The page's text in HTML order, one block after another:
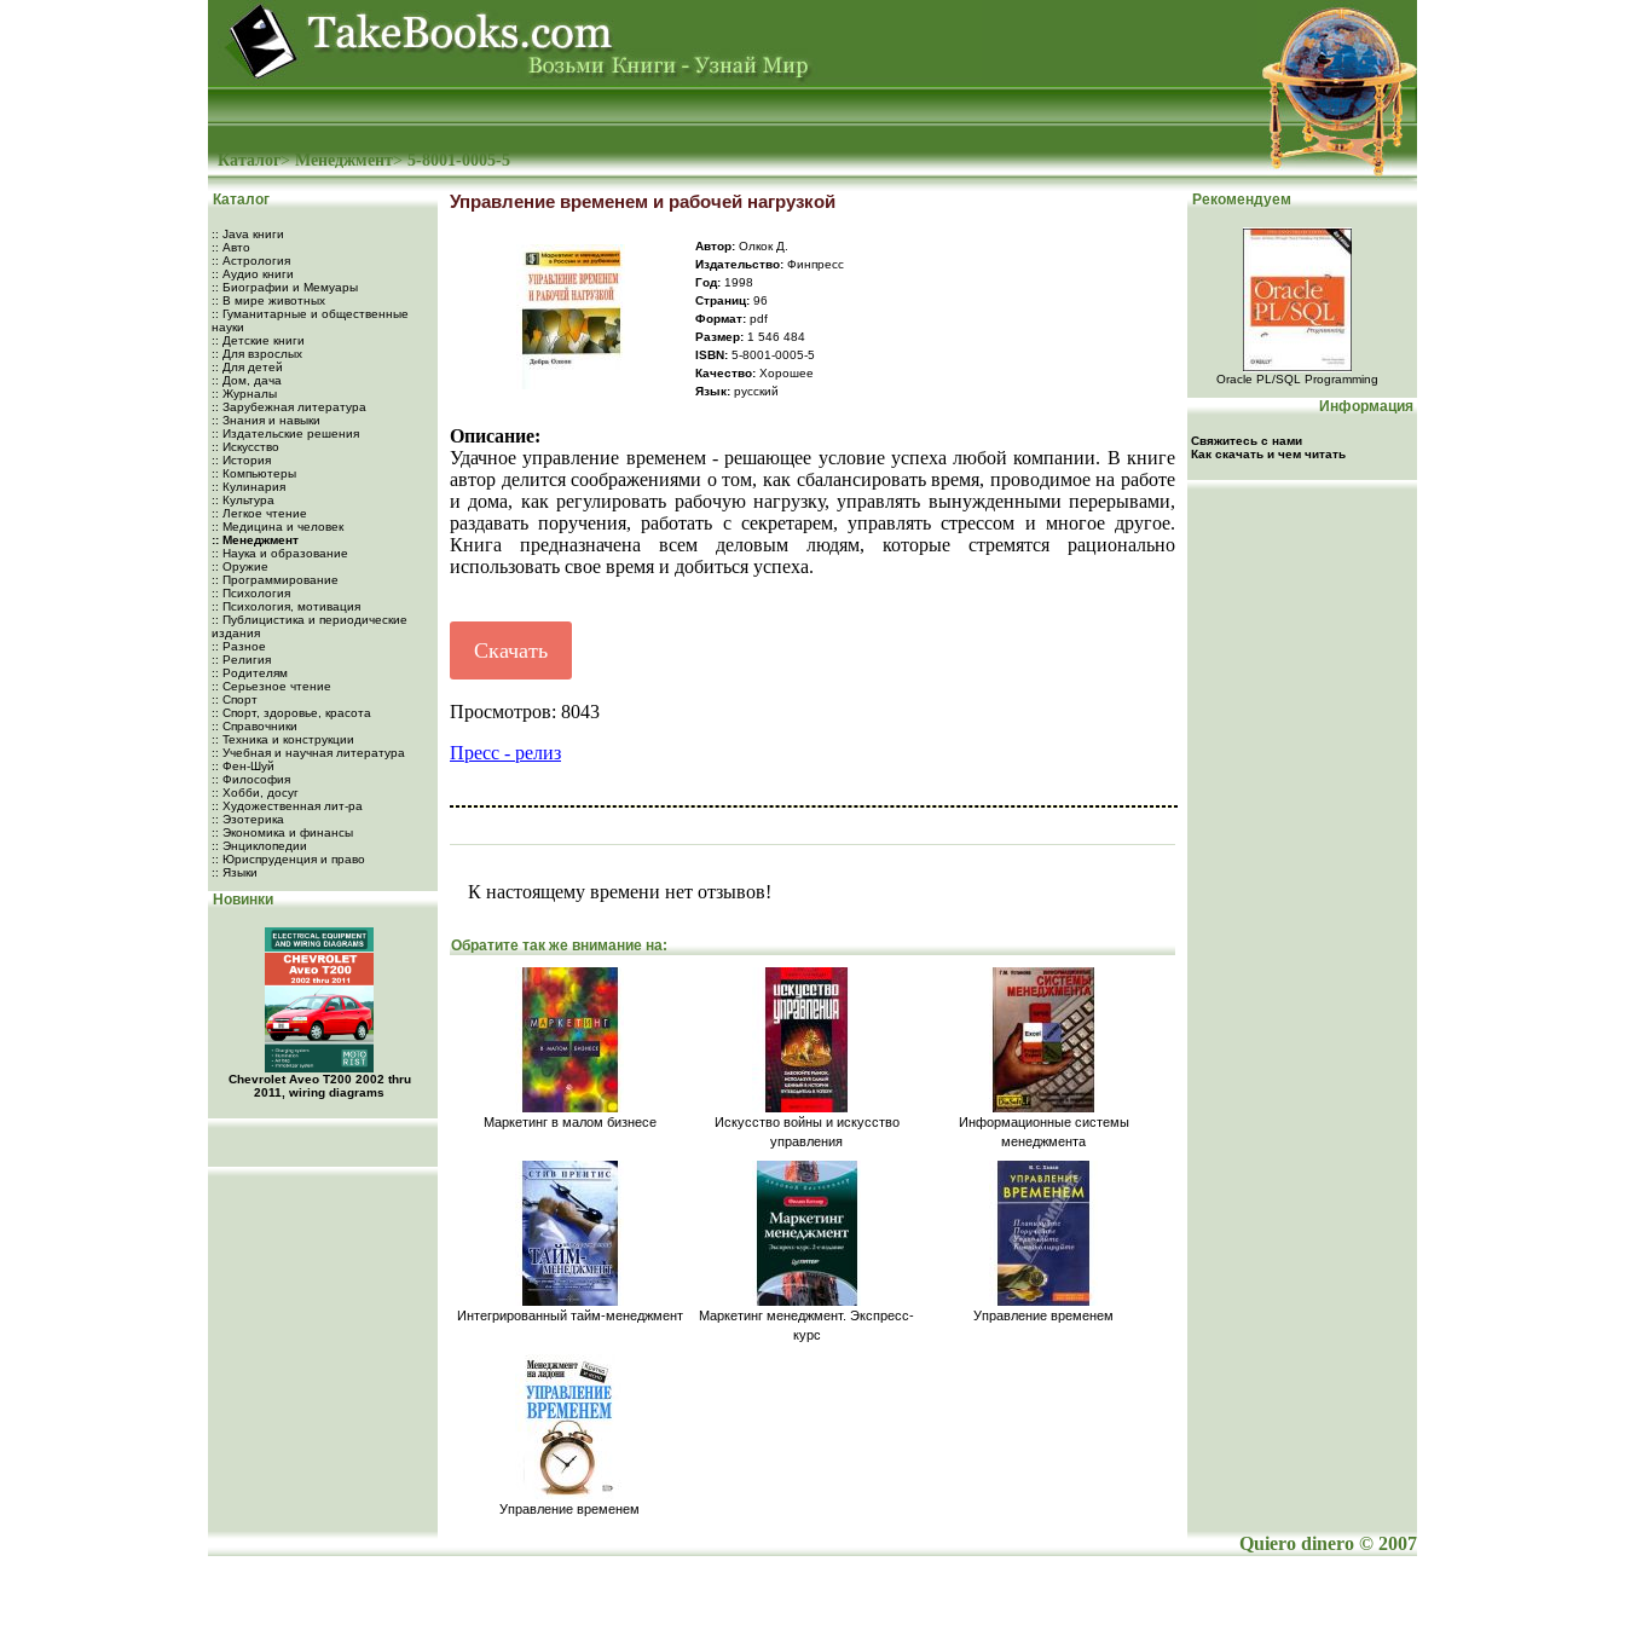
Каталог>Менеджмент>5-8001-0005-5
Каталог
:: Java книги
:: Авто
:: Астрология
:: Аудио книги
:: Биографии и Мемуары
:: В мире животных
:: Гуманитарные и общественные
науки
:: Детские книги
:: Для взрослых
:: Для детей
:: Дом, дача
:: Журналы
:: Зарубежная литература
:: Знания и навыки
:: Издательские решения
:: Искусство
:: История
:: Компьютеры
:: Кулинария
:: Культура
:: Легкое чтение
:: Медицина и человек
:: Менеджмент
:: Наука и образование
:: Оружие
:: Программирование
:: Психология
:: Психология, мотивация
:: Публицистика и периодические
издания
:: Разное
:: Религия
:: Родителям
:: Серьезное чтение
:: Спорт
:: Спорт, здоровье, красота
:: Справочники
:: Техника и конструкции
:: Учебная и научная литература
:: Фен-Шуй
:: Философия
:: Хобби, досуг
:: Художественная лит-ра
:: Эзотерика
:: Экономика и финансы
:: Энциклопедии
:: Юриспруденция и право
:: Языки
Новинки
Chevrolet Aveo Т200 2002 thru
2011, wiring diagrams
Управление временем и рабочей нагрузкой
Автор: Олкок Д.
Издательство: Финпресс
Год: 1998
Cтраниц: 96
Формат: pdf
Размер: 1 546 484
ISBN: 5-8001-0005-5
Качество: Хорошее
Язык: русский
Описание:
Удачное управление временем - решающее условие успеха любой компании. В книге
автор делится соображениями о том, как сбалансировать время, проводимое на работе
и дома, как регулировать рабочую нагрузку, управлять вынужденными перерывами,
раздавать поручения, работать с секретарем, управлять стрессом и многое другое.
Книга предназначена всем деловым людям, которые стремятся рационально
использовать свое время и добиться успеха.
Скачать
Просмотров: 8043
Пресс - релиз
К настоящему времени нет отзывов!
Обратите так же внимание на:
Маркетинг в малом бизнесе
Искусство войны и искусство
управления
Информационные системы
менеджмента
Интегрированный тайм-менеджмент
Маркетинг менеджмент. Экспресс-
курс
Управление временем
Управление временем
Рекомендуем
Oracle PL/SQL Programming
Информация
Свяжитесь с нами
Как скачать и чем читать
Quiero dinero © 2007